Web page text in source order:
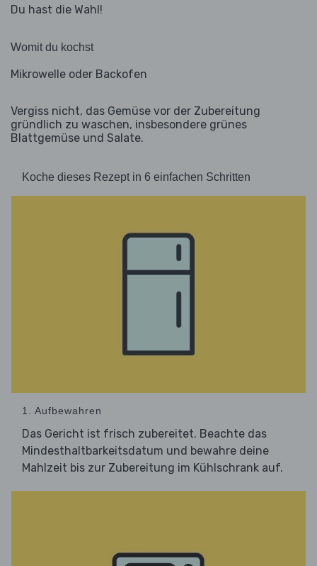
Du hast die Wahl!
Womit du kochst
Mikrowelle oder Backofen
Vergiss nicht, das Gemüse vor der Zubereitung
gründlich zu waschen, insbesondere grünes
Blattgemüse und Salate.
Koche dieses Rezept in 6 einfachen Schritten
1. Aufbewahren
Das Gericht ist frisch zubereitet. Beachte das
Mindesthaltbarkeitsdatum und bewahre deine
Mahlzeit bis zur Zubereitung im Kühlschrank auf.